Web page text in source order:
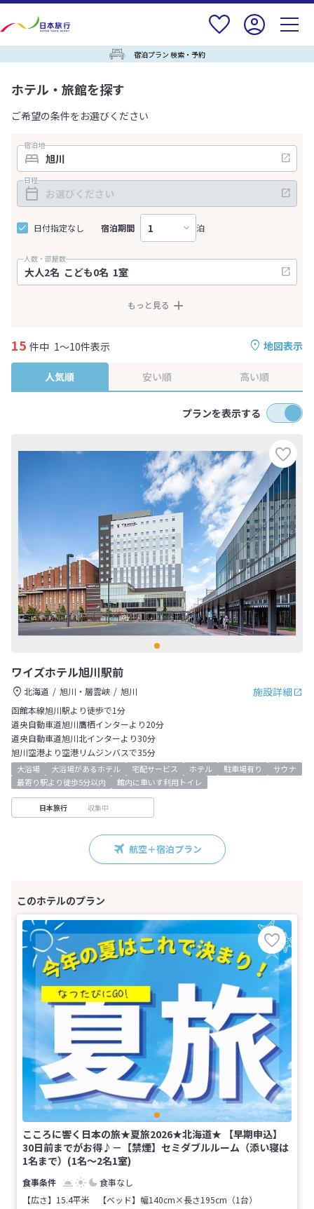
宿泊プラン 検索・予約
ホテル・旅館を探す
ご希望の条件をお選びください
宿泊地
日程
日付指定なし 宿泊期間 泊
人数・部屋数
もっと見る
地図表示
15 件中 1～10件表示
人気順 安い順 高い順
プランを表示する
ワイズホテル旭川駅前
施設詳細
北海道 旭川・層雲峡
旭川
函館本線旭川駅より徒歩で1分
道央自動車道旭川鷹栖インターより20分
道央自動車道旭川北インターより30分
旭川空港より空港リムジンバスで35分
大浴場 大浴場があるホテル 宅配サービス ホテル 駐車場有り
サウナ
最寄り駅より徒歩5分以内
館内に車いす利用トイレ
日本旅行 収集中
航空＋宿泊プラン
こころに響く日本の旅★夏旅2026★北海道★ 【早期申込】
30日前までがお得♪－【禁煙】セミダブルルーム（添い寝は
1名まで）(1名～2名1室)
食事なし
【広さ】15.4平米
【ベッド】幅140cm×長さ195cm（1台）